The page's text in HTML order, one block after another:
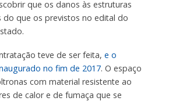
que os danos às estruturas
do que os previstos no edital do
teve de ser feita, e o
no fim de 2017. O espaço
com material resistente ao
de calor e de fumaça que se